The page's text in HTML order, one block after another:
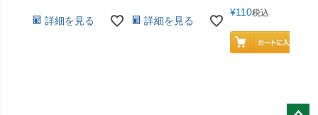
詳細を見る 詳細を見る
¥110税込